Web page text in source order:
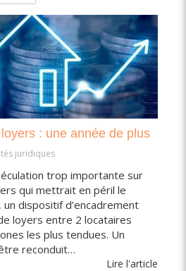
: une année de plus
juridiques
trop importante sur
qui mettrait en péril le
dispositif d’encadrement
loyers entre 2 locataires
les plus tendues. Un
reconduit…
Lire l'article